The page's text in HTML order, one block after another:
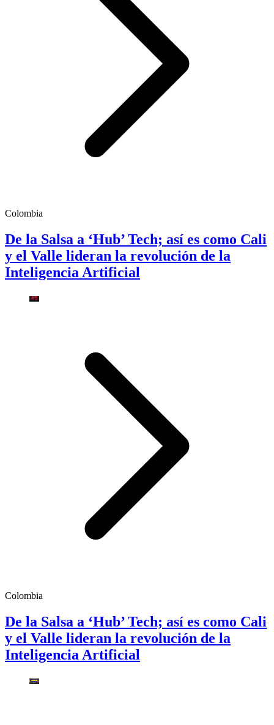
Colombia
De la Salsa a ‘Hub’ Tech; así es como Cali
y el Valle lideran la revolución de la
Inteligencia Artificial
Colombia
De la Salsa a ‘Hub’ Tech; así es como Cali
y el Valle lideran la revolución de la
Inteligencia Artificial